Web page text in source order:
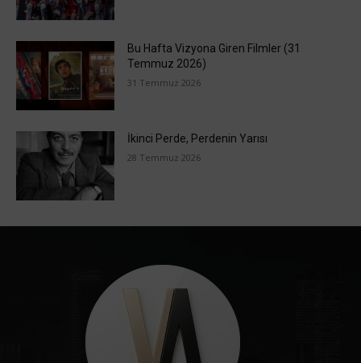
Bu Hafta Vizyona Giren Filmler (31
Temmuz 2026)
31 Temmuz 2026
İkinci Perde, Perdenin Yarısı
28 Temmuz 2026